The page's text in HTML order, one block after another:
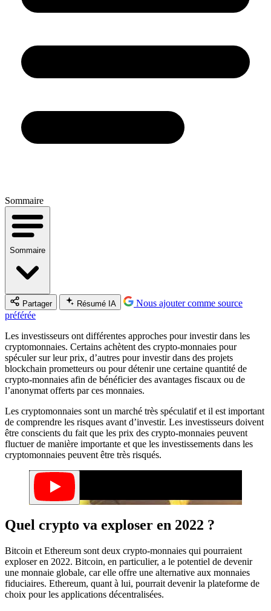
Sommaire
Sommaire
Partager Résumé IA
Nous ajouter comme source
préférée
Les investisseurs ont différentes approches pour investir dans les
cryptomonnaies. Certains achètent des crypto-monnaies pour
spéculer sur leur prix, d’autres pour investir dans des projets
blockchain prometteurs ou pour détenir une certaine quantité de
crypto-monnaies afin de bénéficier des avantages fiscaux ou de
l’anonymat offerts par ces monnaies.
Les cryptomonnaies sont un marché très spéculatif et il est important
de comprendre les risques avant d’investir. Les investisseurs doivent
être conscients du fait que les prix des crypto-monnaies peuvent
fluctuer de manière importante et que les investissements dans les
cryptomonnaies peuvent être très risqués.
Quel crypto va exploser en 2022 ?
Bitcoin et Ethereum sont deux crypto-monnaies qui pourraient
exploser en 2022. Bitcoin, en particulier, a le potentiel de devenir
une monnaie globale, car elle offre une alternative aux monnaies
fiduciaires. Ethereum, quant à lui, pourrait devenir la plateforme de
choix pour les applications décentralisées.